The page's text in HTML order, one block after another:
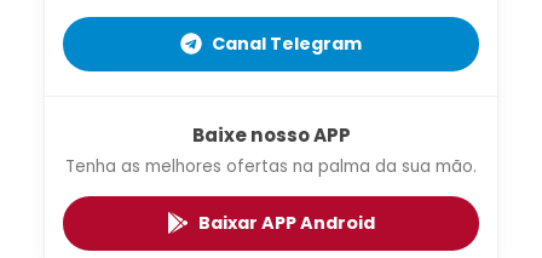
Canal Telegram
Baixe nosso APP
Tenha as melhores ofertas na palma da sua mão.
Baixar APP Android